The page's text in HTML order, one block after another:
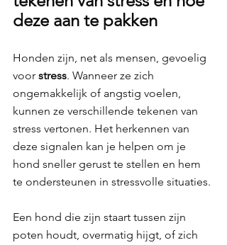
deze aan te pakken
Honden zijn, net als mensen, gevoelig
voor stress. Wanneer ze zich
ongemakkelijk of angstig voelen,
kunnen ze verschillende tekenen van
stress vertonen. Het herkennen van
deze signalen kan je helpen om je
hond sneller gerust te stellen en hem
te ondersteunen in stressvolle situaties.
Een hond die zijn staart tussen zijn
poten houdt, overmatig hijgt, of zich